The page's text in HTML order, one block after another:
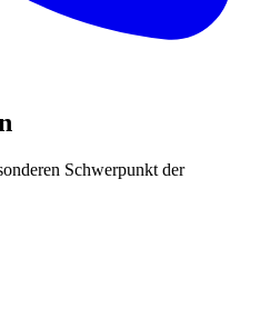
Schwerpunkt der